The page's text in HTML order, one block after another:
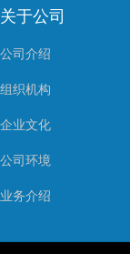
关于公司
公司介绍
组织机构
企业文化
公司环境
业务介绍